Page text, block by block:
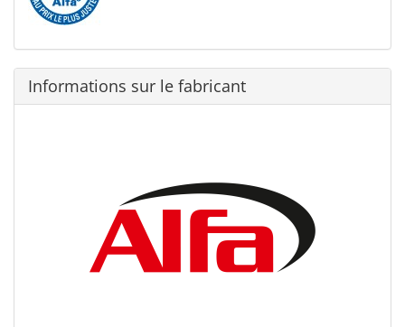
Informations sur le fabricant